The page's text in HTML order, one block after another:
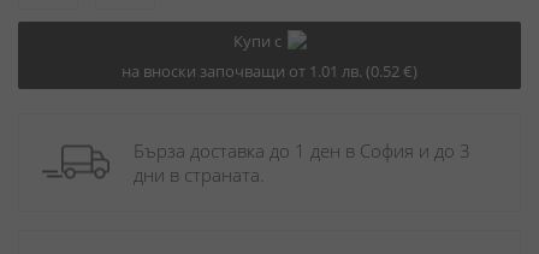
Купи с
на вноски започващи от 1.01 лв. (0.52 €)
Бърза доставка до 1 ден в София и до 3
дни в страната.